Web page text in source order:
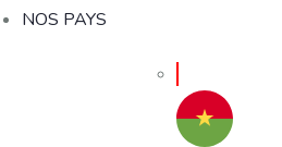
NOS PAYS